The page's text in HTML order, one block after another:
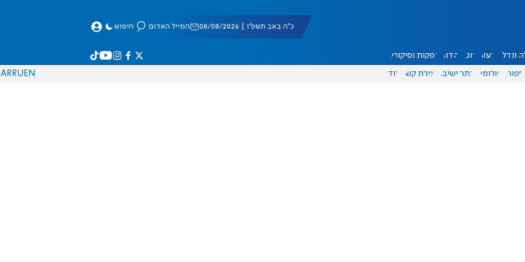
כ"ה באב תשפ"ו | 08/08/2026 המייל האדום חיפוש
ונדל"ן דעות אוכל יהדות הפקות וסיקורים
ספורט פורומים אתר ישיבה יצירת קשר עוד EN
RU
AR